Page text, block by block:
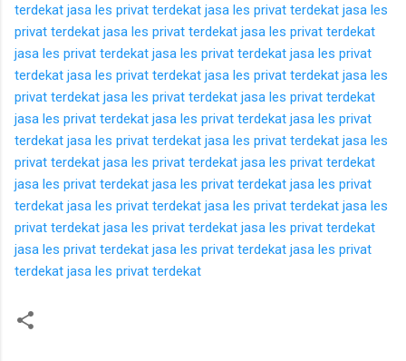
terdekat jasa les privat terdekat jasa les privat terdekat jasa les
privat terdekat jasa les privat terdekat jasa les privat terdekat
jasa les privat terdekat jasa les privat terdekat jasa les privat
terdekat jasa les privat terdekat jasa les privat terdekat jasa les
privat terdekat jasa les privat terdekat jasa les privat terdekat
jasa les privat terdekat jasa les privat terdekat jasa les privat
terdekat jasa les privat terdekat jasa les privat terdekat jasa les
privat terdekat jasa les privat terdekat jasa les privat terdekat
jasa les privat terdekat jasa les privat terdekat jasa les privat
terdekat jasa les privat terdekat jasa les privat terdekat jasa les
privat terdekat jasa les privat terdekat jasa les privat terdekat
jasa les privat terdekat jasa les privat terdekat jasa les privat
terdekat jasa les privat terdekat